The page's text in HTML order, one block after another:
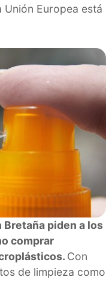
Unión Europea está
piden a los
comprar
Con
de limpieza como